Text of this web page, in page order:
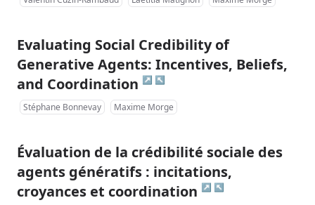
Evaluating Social Credibility of
Generative Agents: Incentives, Beliefs,
and Coordination ↗ ↖
Stéphane Bonnevay Maxime Morge
Évaluation de la crédibilité sociale des
agents génératifs : incitations,
croyances et coordination ↗ ↖